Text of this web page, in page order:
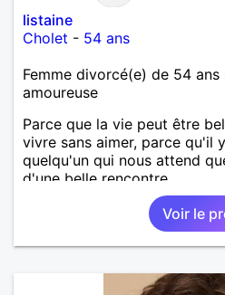
listaine
Cholet - 54 ans
Femme divorcé(e) de 54
amoureuse
Parce que la vie peut être
vivre sans aimer, parce qu'il
quelqu'un qui nous attend
d'une belle rencontre.
Voir le